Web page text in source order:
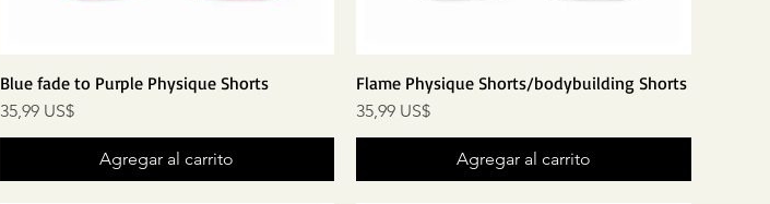
Blue fade to Purple Physique Shorts
Precio
35,99 US$
Agregar al carrito
Flame Physique Shorts/bodybuilding Shorts
Precio
35,99 US$
Agregar al carrito